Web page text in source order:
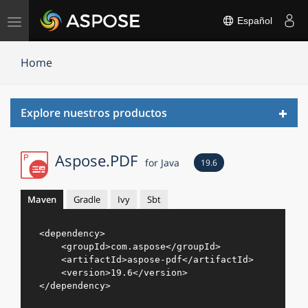
Alternar
Español
Home
Explore nuestros productos
Aspose.PDF for Java 19.6
Maven Gradle Ivy Sbt
<dependency>
<groupId>com.aspose</groupId>
<artifactId>aspose-pdf</artifactId>
<version>19.6</version>
</dependency>